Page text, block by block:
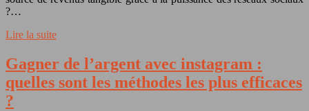
?…
Lire la suite
Gagner de l’argent avec instagram :
quelles sont les méthodes les plus efficaces
?